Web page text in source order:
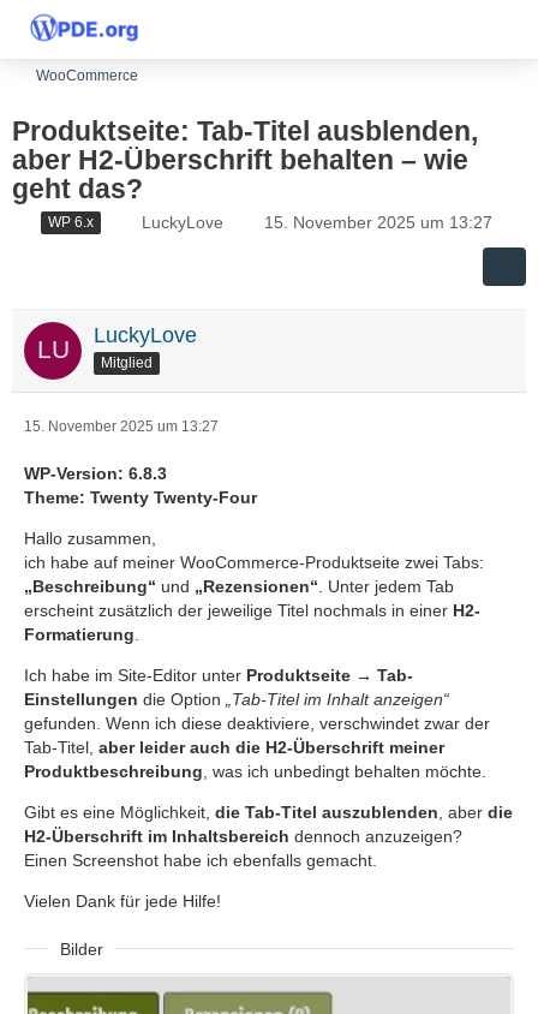
WooCommerce
Produktseite: Tab-Titel ausblenden,
aber H2-Überschrift behalten – wie
geht das?
WP 6.x LuckyLove 15. November 2025 um 13:27
LuckyLove
Mitglied
15. November 2025 um 13:27
WP-Version: 6.8.3
Theme: Twenty Twenty-Four
Hallo zusammen,
ich habe auf meiner WooCommerce-Produktseite zwei Tabs:
„Beschreibung“ und „Rezensionen“ . Unter jedem Tab
erscheint zusätzlich der jeweilige Titel nochmals in einer H2-
Formatierung
Ich habe im Site-Editor unter Produktseite → Tab-
Einstellungen die Option
„Tab-Titel im Inhalt anzeigen“
gefunden. Wenn ich diese deaktiviere, verschwindet zwar der
Tab-Titel, aber leider auch die H2-Überschrift meiner
Produktbeschreibung , was ich unbedingt behalten möchte.
Gibt es eine Möglichkeit, die Tab-Titel auszublenden , aber die
H2-Überschrift im Inhaltsbereich dennoch anzuzeigen?
Einen Screenshot habe ich ebenfalls gemacht.
Vielen Dank für jede Hilfe!
Bilder